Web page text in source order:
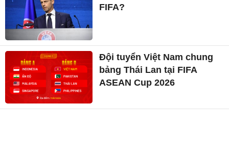
FIFA?
Đội tuyển Việt Nam chung
bảng Thái Lan tại FIFA
ASEAN Cup 2026